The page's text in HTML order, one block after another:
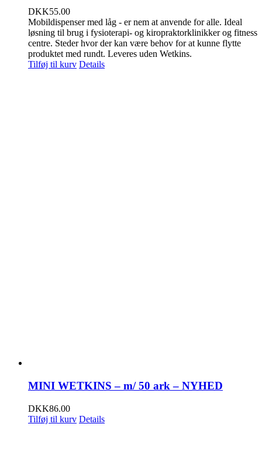
DKK55.00
Mobildispenser med låg - er nem at anvende for alle. Ideal
løsning til brug i fysioterapi- og kiropraktorklinikker og fitness
centre. Steder hvor der kan være behov for at kunne flytte
produktet med rundt. Leveres uden Wetkins.
Tilføj til kurv Details
MINI WETKINS – m/ 50 ark – NYHED
DKK86.00
Tilføj til kurv Details